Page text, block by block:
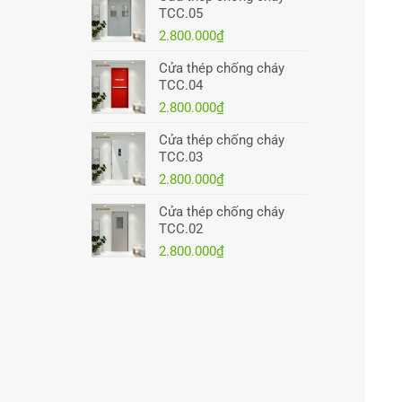
TCC.05
2.800.000₫
Cửa thép chống cháy
TCC.04
2.800.000₫
Cửa thép chống cháy
TCC.03
2.800.000₫
Cửa thép chống cháy
TCC.02
2.800.000₫